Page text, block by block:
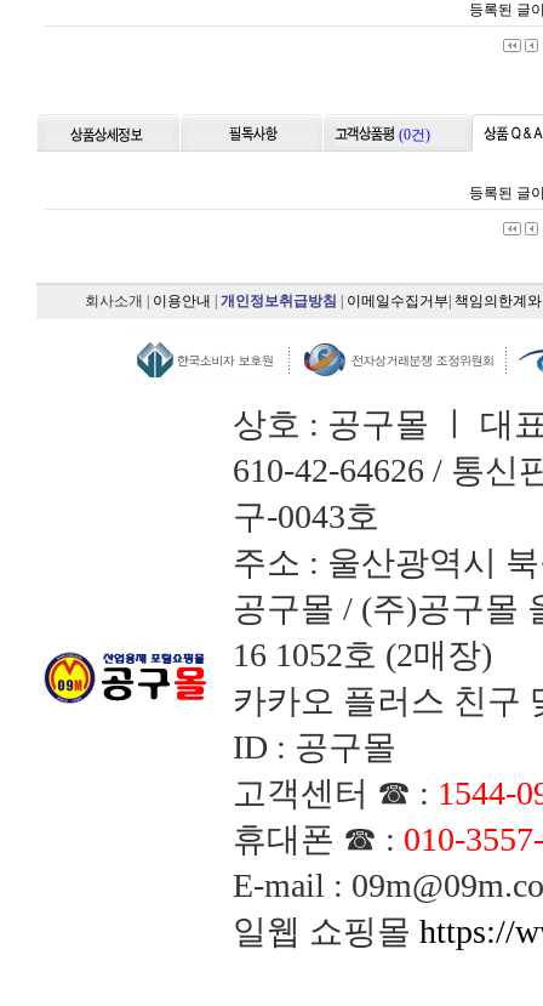
등록된 글
(0건)
등록된 글
회사소개 이용안내 개인정보취급방침 이메일수집거부 책임의한계
상호 : 공구몰 ㅣ 대
610-42-64626 / 통신
구-0043호
주소 : 울산광역시
공구몰 / (주)공구몰
16 1052호 (2매장)
카카오 플러스 친구
ID : 공구몰
고객센터 ☎ : 1544-
휴대폰 ☎ : 010-
E-mail :
일웹 쇼핑몰 https://